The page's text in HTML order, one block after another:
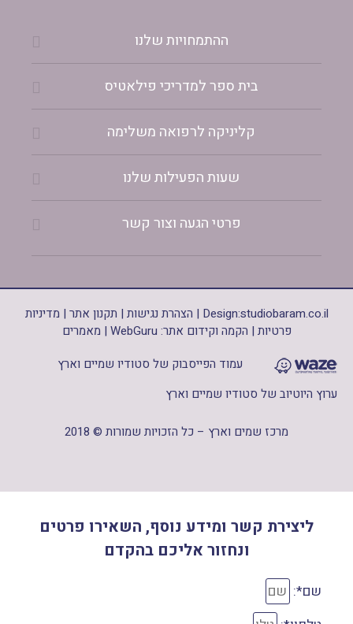
ההתמחויות שלנו
בית ספר למדריכי פילאטיס
קליניקה לרפואה משלימה
שעות הפעילות שלנו
פרטי הגעה וצור קשר
Design:studiobaram.co.il
| הצהרת נגישות | תקנון אתר | מדיניות
פרטיות | הקמה וקידום אתר: WebGuru | מאמרים
עמוד הפייסבוק של סטודיו שמיים וארץ
ערוץ היוטיוב של סטודיו שמיים וארץ
מרכז שמים וארץ – כל הזכויות שמורות © 2018
ליצירת קשר ומידע נוסף, השאירו פרטים
ונחזור אליכם בהקדם
שם*: